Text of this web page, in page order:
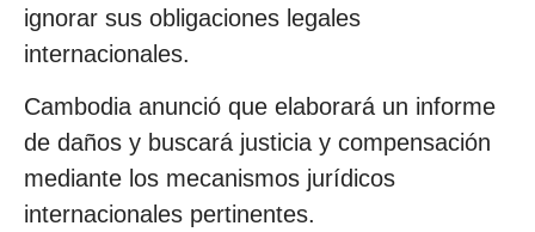
ignorar sus obligaciones legales
internacionales.
Cambodia anunció que elaborará un informe
de daños y buscará justicia y compensación
mediante los mecanismos jurídicos
internacionales pertinentes.